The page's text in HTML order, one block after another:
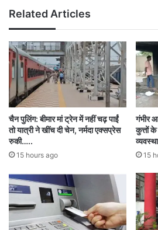
शामिल हैं।
वैकल्पिक पंपों पर उपलब्ध कराया जा
ईंधन संकट से आवश्यक सेवाओं पर
प्रशासन ने वैकल्पिक पेट्रोल पंपों
गीदम में सुनील और अशोक पेट्रोल
और नंदराज फ्यूल्स, किरंदुल में केए
सर्विस स्टेशन, बालूद में एलएन फ्यूल,
देवल फ्यूल, कारली में न्यू उजाला
कटेकल्याण में मां दंतेश्वरी फ्यूल तथा
पेट्रोलियम और मां दंतेश्वरी जिओ
Related Articles
चैन पुलिंग: बीमार मां ट्रेन में नहीं चढ़ पाईं
तो यात्री ने खींच दी चेन, नर्मदा एक्सप्रेस
रुकी…..
15 hours ago
गंभीर
कुत्तों
15